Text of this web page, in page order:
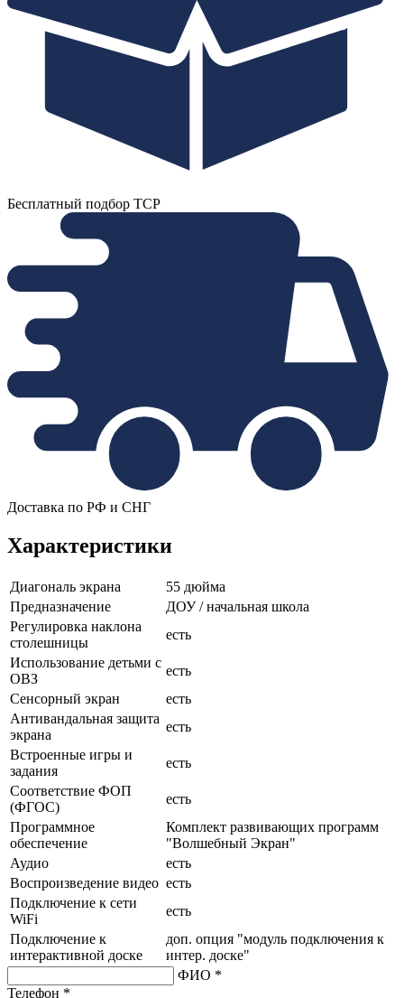
Бесплатный подбор ТСР
Доставка по РФ и СНГ
Характеристики
Диагональ экрана
55 дюйма
Предназначение
ДОУ / начальная школа
Регулировка наклона
столешницы
есть
Использование детьми с
ОВЗ
есть
Сенсорный экран
есть
Антивандальная защита
экрана
есть
Встроенные игры и
задания
есть
Соответствие ФОП
(ФГОС)
есть
Программное
обеспечение
Комплект развивающих программ
"Волшебный Экран"
Аудио
есть
Воспроизведение видео есть
Подключение к сети
WiFi
есть
Подключение к
интерактивной доске
доп. опция "модуль подключения к
интер. доске"
ФИО *
Телефон *